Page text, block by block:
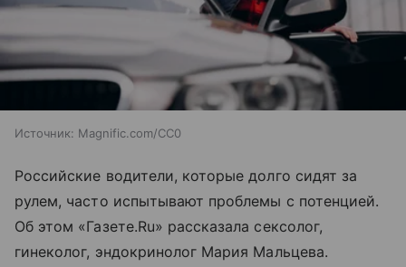
Источник: Magnific.com/CC0
Российские водители, которые долго сидят за
рулем, часто испытывают проблемы с потенцией.
Об этом «Газете.Ru» рассказала сексолог,
гинеколог, эндокринолог Мария Мальцева.